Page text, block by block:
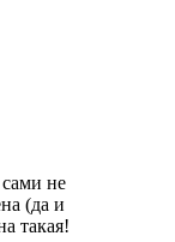
не
(да и
такая!